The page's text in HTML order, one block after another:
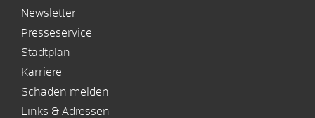
Newsletter
Presseservice
Stadtplan
Karriere
Schaden melden
Links & Adressen